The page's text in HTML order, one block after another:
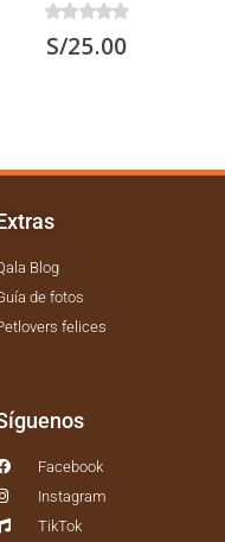
0out of 5
S/25.00
Blog
de fotos
felices
Facebook
Instagram
TikTok